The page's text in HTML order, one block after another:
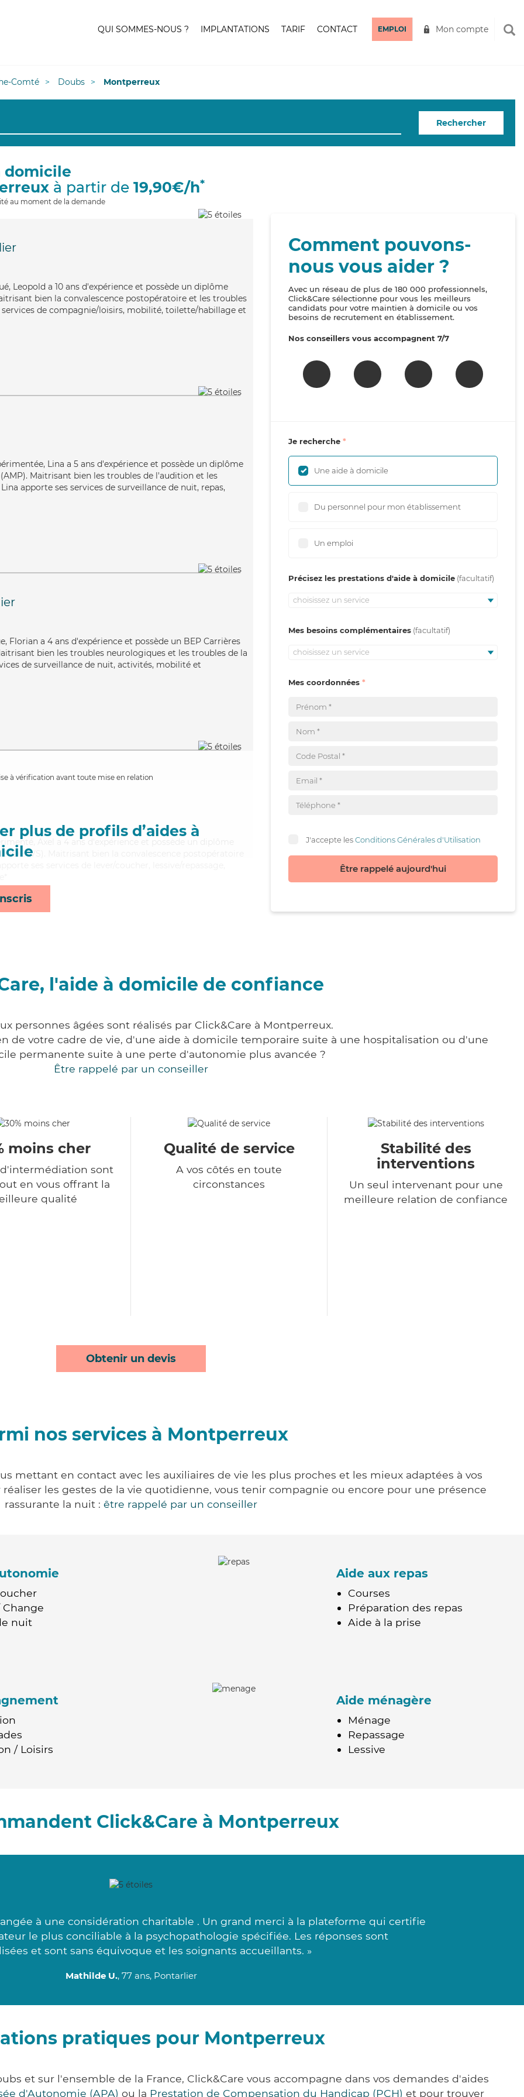
QUI SOMMES-NOUS ? IMPLANTATIONS TARIF CONTACT EMPLOI Mon compte
Comté Doubs Montperreux
Rechercher
domicile
à partir de 19,90€/h*
au moment de la demande
Leopold a 10 ans d'expérience et possède un diplôme
bien la convalescence postopératoire et les troubles
de compagnie/loisirs, mobilité, toilette/habillage et
Lina a 5 ans d'expérience et possède un diplôme
Maitrisant bien les troubles de l'audition et les
apporte ses services de surveillance de nuit, repas,
Florian a 4 ans d'expérience et possède un BEP Carrières
bien les troubles neurologiques et les troubles de la
de surveillance de nuit, activités, mobilité et
à vérification avant toute mise en relation
plus de profils d’aides à
Axel a 4 ans d'expérience et possède un diplôme
(DEAVS). Maitrisant bien la convalescence postopératoire
Comment pouvons-
nous vous aider ?
Avec un réseau de plus de 180 000 professionnels,
Click&Care sélectionne pour vous les meilleurs
candidats pour votre maintien à domicile ou vos
besoins de recrutement en établissement.
Nos conseillers vous accompagnent 7/7
Je recherche
Une aide à domicile
Du personnel pour mon établissement
Un emploi
Précisez les prestations d'aide à domicile
choisissez un service
Mes besoins complémentaires
choisissez un service
Mes coordonnées
J'accepte lesConditions Générales d'Utilisation
Être rappelé aujourd'hui
l'aide à domicile de confiance
personnes âgées sont réalisés par Click&Care à Montperreux.
de votre cadre de vie, d'une aide à domicile temporaire suite à une hospitalisation ou d'une
permanente suite à une perte d'autonomie plus avancée ?
Être rappelé par un conseiller
moins cher
d'intermédiation sont
en vous offrant la
qualité
Qualité de service
A vos côtés en toute
circonstances
Stabilité des
interventions
Un seul intervenant pour une
meilleure relation de confiance
Obtenir un devis
nos services à Montperreux
mettant en contact avec les auxiliaires de vie les plus proches et les mieux adaptées à vos
les gestes de la vie quotidienne, vous tenir compagnie ou encore pour une présence
rassurante la nuit : être rappelé par un conseiller
nuit
Aide aux repas
Courses
Préparation des repas
Aide à la prise
/ Loisirs
Aide ménagère
Ménage
Repassage
Lessive
Click&Care à Montperreux
à une considération charitable . Un grand merci à la plateforme qui certifie
le plus conciliable à la psychopathologie spécifiée. Les réponses sont
et sont sans équivoque et les soignants accueillants. »
Mathilde U., 77 ans, Pontarlier
pratiques pour Montperreux
et sur l'ensemble de la France, Click&Care vous accompagne dans vos demandes d'aides
d'Autonomie (APA) ou la Prestation de Compensation du Handicap (PCH) et pour trouver